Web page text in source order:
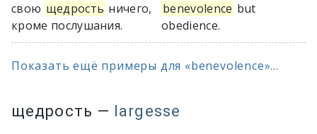
свою щедрость ничего,
кроме послушания.
benevolence but
obedience.
Показать ещё примеры для «benevolence»...
щедрость — largesse